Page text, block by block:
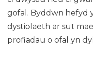
gofal. Byddwn hefyd
dystiolaeth ar sut
profiadau o ofal yn